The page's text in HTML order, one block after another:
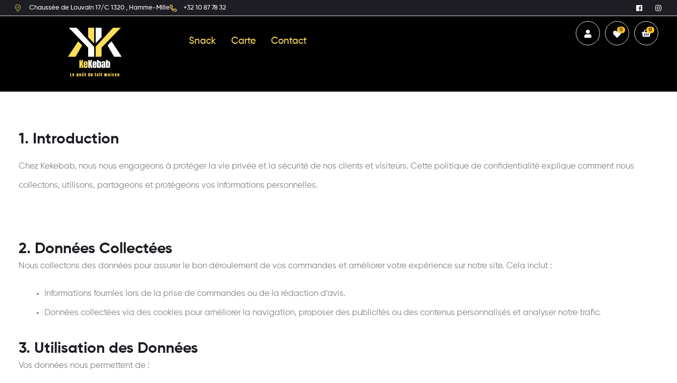
Chaussée de Louvain 17/C 1320 , Hamme-Mille +32 10 87 78 32
Snack Carte Contact
0 0
1. Introduction
Chez Kekebab, nous nous engageons à protéger la vie privée et la sécurité de nos clients et visiteurs. Cette politique de confidentialité explique comment nous
collectons, utilisons, partageons et protégeons vos informations personnelles.
2. Données Collectées
Nous collectons des données pour assurer le bon déroulement de vos commandes et améliorer votre expérience sur notre site. Cela inclut :
Informations fournies lors de la prise de commandes ou de la rédaction d’avis.
Données collectées via des cookies pour améliorer la navigation, proposer des publicités ou des contenus personnalisés et analyser notre trafic.
3. Utilisation des Données
Vos données nous permettent de :